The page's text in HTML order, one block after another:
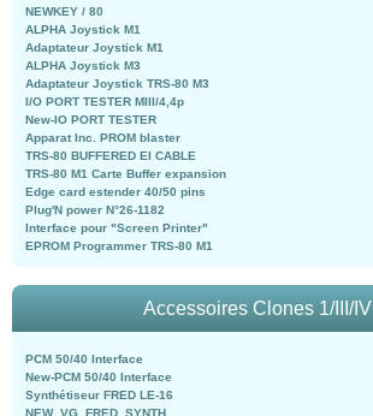
NEWKEY / 80
ALPHA Joystick M1
Adaptateur Joystick M1
ALPHA Joystick M3
Adaptateur Joystick TRS-80 M3
I/O PORT TESTER MIII/4,4p
New-IO PORT TESTER
Apparat Inc. PROM blaster
TRS-80 BUFFERED EI CABLE
TRS-80 M1 Carte Buffer expansion
Edge card estender 40/50 pins
Plug'N power N°26-1182
Interface pour "Screen Printer"
EPROM Programmer TRS-80 M1
Accessoires Clones 1/III/IV
PCM 50/40 Interface
New-PCM 50/40 Interface
Synthétiseur FRED LE-16
NEW_VG_FRED_SYNTH